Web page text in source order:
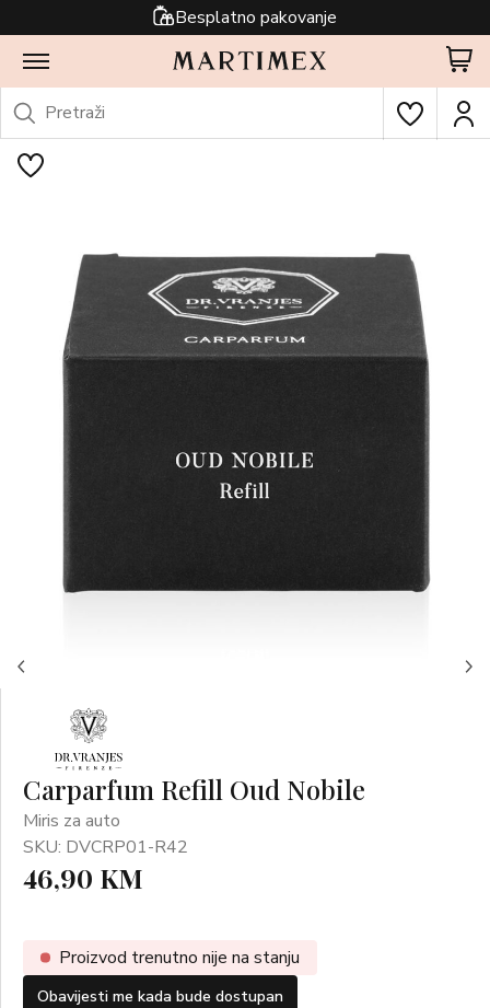
Besplatno pakovanje
Carparfum Refill Oud Nobile
Miris za auto
SKU: DVCRP01-R42
46,90 KM
Proizvod trenutno nije na stanju
Obavijesti me kada bude dostupan